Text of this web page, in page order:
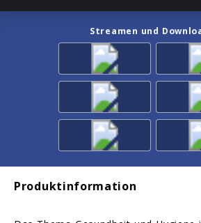
Streamen und
Produktinformation